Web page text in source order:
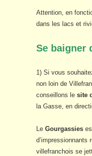
Attention, en
dans les lacs et
Se baigner
1) Si vous
non loin de
conseillons le site
la Gasse, en
Le Gourgassies
d’impressionnants
villefranchois se